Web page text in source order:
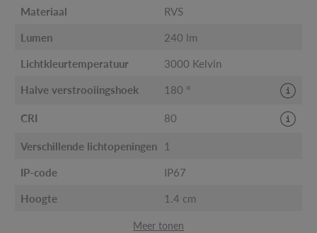
Materiaal RVS
Lumen 240 lm
Lichtkleurtemperatuur 3000 Kelvin
Halve verstrooiingshoek 180 °
CRI 80
Verschillende lichtopeningen 1
IP-code IP67
Hoogte 1.4 cm
Meer tonen